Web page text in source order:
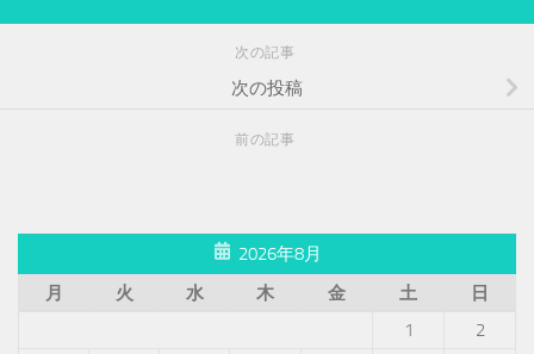
次の記事
次の投稿
前の記事
2026年8月
月
火 水 木 金 土
日
1
2